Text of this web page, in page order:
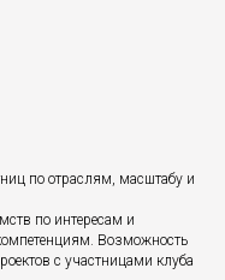
по отраслям, масштабу и
по интересам и
Возможность
с участницами клуба